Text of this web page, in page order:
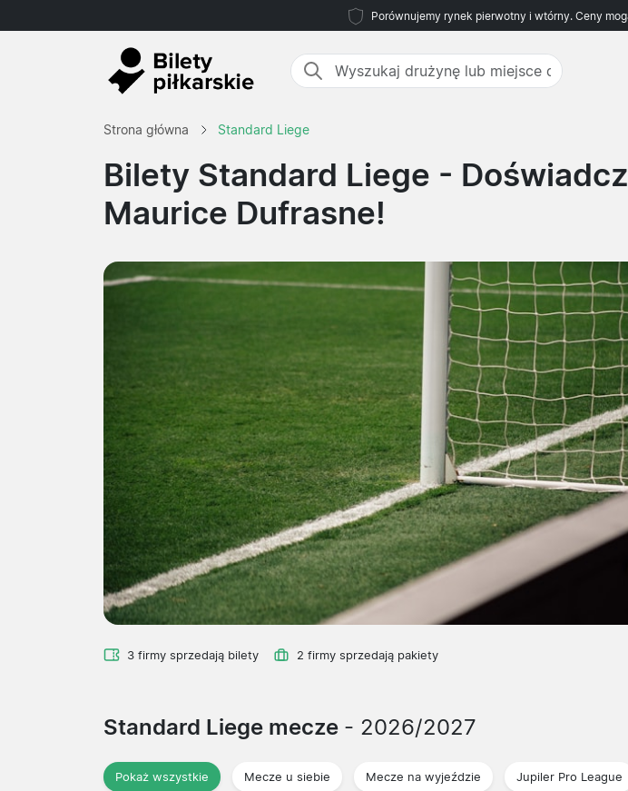
Porównujemy rynek pierwotny i wtórny. Ceny
Strona główna Standard Liege
Bilety Standard Liege -
Maurice Dufrasne!
3 firmy sprzedają bilety 2 firmy sprzedają pakiety
Standard Liege mecze - 2026/2027
Pokaż wszystkie Mecze u siebie Mecze na wyjeździe Jupiler Pro League